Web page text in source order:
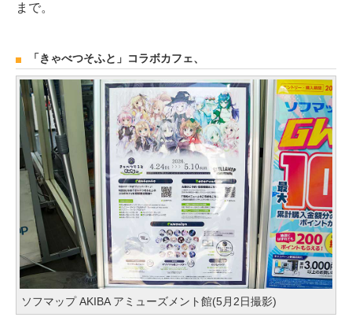
まで。
「きゃべつそふと」コラボカフェ、
ソフマップ AKIBA アミューズメント館(5月2日撮影)